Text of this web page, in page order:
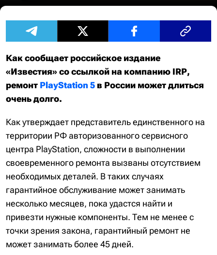
Как сообщает российское издание
«Известия» со ссылкой на компанию IRP,
ремонт PlayStation 5 в России может длиться
очень долго.
Как утверждает представитель единственного на
территории РФ авторизованного сервисного
центра PlayStation, сложности в выполнении
своевременного ремонта вызваны отсутствием
необходимых деталей. В таких случаях
гарантийное обслуживание может занимать
несколько месяцев, пока удастся найти и
привезти нужные компоненты. Тем не менее с
точки зрения закона, гарантийный ремонт не
может занимать более 45 дней.